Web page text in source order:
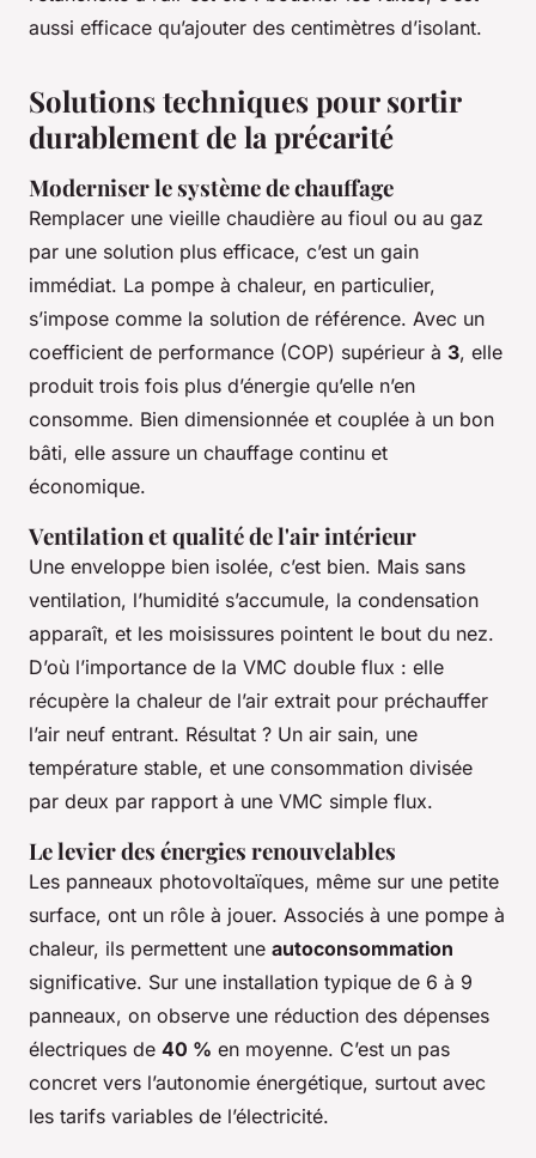
aussi efficace qu’ajouter des centimètres d’isolant.
Solutions techniques pour sortir
durablement de la précarité
Moderniser le système de chauffage
Remplacer une vieille chaudière au fioul ou au gaz
par une solution plus efficace, c’est un gain
immédiat. La pompe à chaleur, en particulier,
s’impose comme la solution de référence. Avec un
coefficient de performance (COP) supérieur à 3, elle
produit trois fois plus d’énergie qu’elle n’en
consomme. Bien dimensionnée et couplée à un bon
bâti, elle assure un chauffage continu et
économique.
Ventilation et qualité de l'air intérieur
Une enveloppe bien isolée, c’est bien. Mais sans
ventilation, l’humidité s’accumule, la condensation
apparaît, et les moisissures pointent le bout du nez.
D’où l’importance de la VMC double flux : elle
récupère la chaleur de l’air extrait pour préchauffer
l’air neuf entrant. Résultat ? Un air sain, une
température stable, et une consommation divisée
par deux par rapport à une VMC simple flux.
Le levier des énergies renouvelables
Les panneaux photovoltaïques, même sur une petite
surface, ont un rôle à jouer. Associés à une pompe à
chaleur, ils permettent une autoconsommation
significative. Sur une installation typique de 6 à 9
panneaux, on observe une réduction des dépenses
électriques de 40 % en moyenne. C’est un pas
concret vers l’autonomie énergétique, surtout avec
les tarifs variables de l’électricité.